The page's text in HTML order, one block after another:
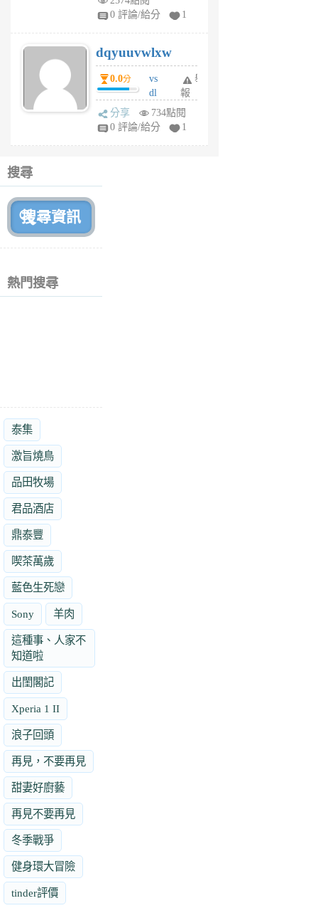
tu
6
個
月
前
0 評論/給分
1
dqyuuvwlxw
0.0分
vs
dl
sq
fy
舉
報
分享
734點閱
0 評論/給分
1
搜尋
熱門搜尋
泰集
激旨燒鳥
品田牧場
君品酒店
鼎泰豐
喫茶萬歲
藍色生死戀
Sony 羊肉
這種事、人家不
知道啦
出閨閣記
Xperia 1 II
浪子回頭
再見，不要再見
甜妻好廚藝
再見不要再見
冬季戰爭
健身環大冒險
tinder評價